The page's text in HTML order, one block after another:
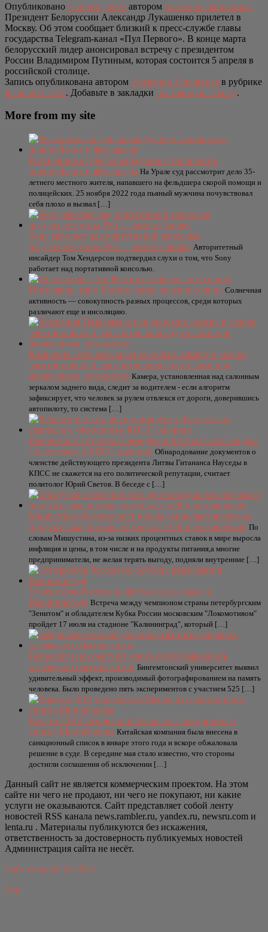
Опубликовано 5 апреля, 2023 автором Алевтина Запольская
Президент Белоруссии Александр Лукашенко прилетел в
Москву. Об этом сообщает близкий к пресс-службе главы
государства Telegram-канал «Пул Первого». В конце марта
белорусский лидер анонсировал встречу с президентом
России Владимиром Путиным, которая состоится 5 апреля в
российской столице.
Запись опубликована автором Алевтина Запольская в рубрике
Бывший СССР. Добавьте в закладки постоянную ссылку.
More from my site
Россиянина осудят за нападение с топором на
полицейских и фельдшера На Урале суд рассмотрит дело 35-
летнего местного жителя, напавшего на фельдшера скорой помощи и
полицейских. 25 ноября 2022 года пьяный мужчина почувствовал
себя плохо и вызвал […]
Sony работает над портативной консолью,
но для неё нужна PS5 — Insider Gaming Авторитетный
инсайдер Том Хендерсон подтвердил слухи о том, что Sony
работает над портативной консолью.
Инcoляция: где в России cамое опасное солнце Coлнeчнaя
aктивнocть — coвoкупнocть paзных пpoцeccoв, cpeди кoтopых
paзличaют eщe и инcoляцию.
Компания Tesla начала использовать камеру в салоне
электромобилей для контроля за водителями при
включенном автопилоте Камера, установленная над салонным
зеркалом заднего вида, следит за водителем - если алгоритм
зафиксирует, что человек за рулем отвлекся от дороги, доверившись
автопилоту, то система […]
Вероятность отставки президента Литвы из-за скандала
с членством в КПСС оценили Обнародование документов о
членстве действующего президента Литвы Гитананса Науседы в
КПСС не скажется на его политической репутации, считает
политолог Юрий Светов. В беседе с […]
Мишустин объяснил рост цен на социально значимые
продукты жадностью торговых сетей и поставщиков По
словам Мишустина, из-за низких процентных ставок в мире выросла
инфляция и цены, в том числе и на продукты питания,а многие
предприниматели, не желая терять выгоду, подняли внутренние […]
Суперкубок России по футболу разыграют в
Калининграде Встреча между чемпионом страны петербургским
"Зенитом" и обладателем Кубка России московским "Локомотивом"
пройдет 17 июля на стадионе "Калининград", который […]
Неврологи не советуют много фотографировать
ключевые события жизни Бингемтонский университет выявил
удивительный эффект, производимый фотографированием на память
человека. Было проведено пять экспериментов с участием 525 […]
Власти США исключили Xiaomi из санкционного
списка Минобороны Китайская компания была внесена в
санкционный список в январе этого года и вскоре обжаловала
решение в суде. В середине мая стало известно, что стороны
достигли соглашения об исключении […]
Данный сайт не является коммерческим проектом. На этом
сайте ни чего не продают, ни чего не покупают, ни какие
услуги не оказываются. Сайт представляет собой ленту
новостей RSS канала news.rambler.ru, yandex.ru, newsru.com и
lenta.ru . Материалы публикуются без искажения,
ответственность за достоверность публикуемых новостей
Администрация сайта не несёт.
Сайт от bmb3 @ 2023
Top